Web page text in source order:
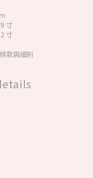
寸
寸
款與細則